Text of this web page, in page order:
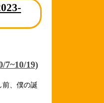
7~10/19)
前、僕の誕